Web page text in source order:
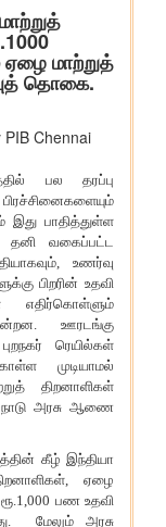
की 84वीं वर्षगांठ
स्थापित करने के लिए
में
आधारित स्वास्थ्य सेवा
जाधव